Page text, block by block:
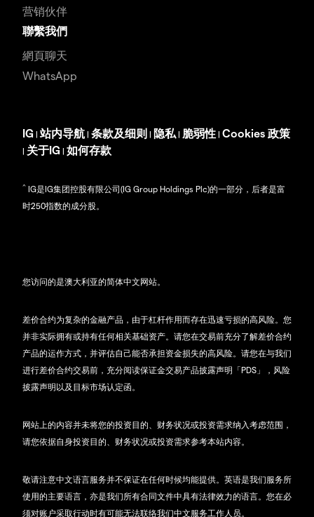
营销伙伴
聯繫我們
網頁聊天
WhatsApp
IG |站内导航 | 条款及细则 | 隐私 | 脆弱性 | Cookies 政策
| 关于IG | 如何存款
^ IG是IG集团控股有限公司(IG Group Holdings Plc)的一部分，后者是富
时250指数的成分股。
您访问的是澳大利亚的简体中文网站。
差价合约为复杂的金融产品，由于杠杆作用而存在迅速亏损的高风险。您
并非实际拥有或持有任何相关基础资产。请您在交易前充分了解差价合约
产品的运作方式，并评估自己能否承担资金损失的高风险。请您在与我们
进行差价合约交易前，充分阅读保证金交易产品披露声明「PDS」，风险
披露声明以及目标市场认定函。
网站上的内容并未将您的投资目的、财务状况或投资需求纳入考虑范围，
请您依据自身投资目的、财务状况或投资需求参考本站内容。
敬请注意中文语言服务并不保证在任何时候均能提供。英语是我们服务所
使用的主要语言，亦是我们所有合同文件中具有法律效力的语言。您在必
须对账户采取行动时有可能无法联络我们中文服务工作人员。